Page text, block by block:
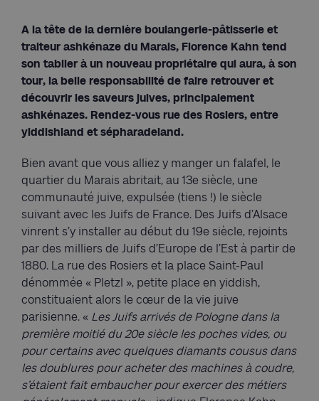
A la tête de la dernière boulangerie-pâtisserie et
traiteur ashkénaze du Marais, Florence Kahn tend
son tablier à un nouveau propriétaire qui aura, à son
tour, la belle responsabilité de faire retrouver et
découvrir les saveurs juives, principalement
ashkénazes. Rendez-vous rue des Rosiers, entre
yiddishland et sépharadeland.
Bien avant que vous alliez y manger un falafel, le
quartier du Marais abritait, au 13e siècle, une
communauté juive, expulsée (tiens !) le siècle
suivant avec les Juifs de France. Des Juifs d’Alsace
vinrent s’y installer au début du 19e siècle, rejoints
par des milliers de Juifs d’Europe de l’Est à partir de
1880. La rue des Rosiers et la place Saint-Paul
dénommée « Pletzl », petite place en yiddish,
constituaient alors le cœur de la vie juive
parisienne. « Les Juifs arrivés de Pologne dans la
première moitié du 20e siècle les poches vides, ou
pour certains avec quelques diamants cousus dans
les doublures pour acheter des machines à coudre,
s’étaient fait embaucher pour exercer des métiers